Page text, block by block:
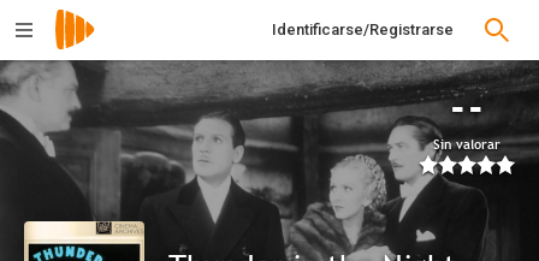
Identificarse/Registrarse
--
Sin valorar